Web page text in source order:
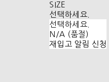
SIZE
선택하세요.
선택하세요.
N/A (품절)
재입고 알림 신청